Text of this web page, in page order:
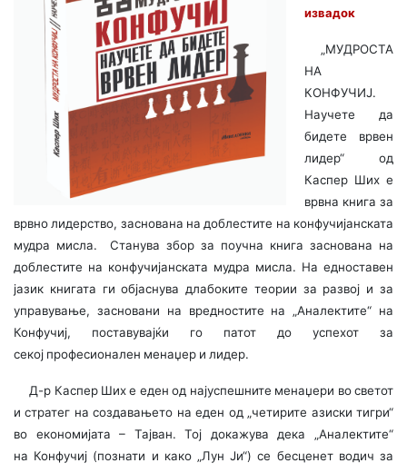
извадок
„МУДРОСТА
НА
КОНФУЧИЈ.
Научете да
бидете врвен
лидер“ од
Каспер Ших е
врвна книга за
врвно лидерство, заснована на доблестите на конфучијанската
мудра мисла. Станува збор за поучна книга заснована на
доблестите на конфучијанската мудра мисла. На едноставен
јазик книгата ги објаснува длабоките теории за развој и за
управување, засновани на вредностите на „Аналектите“ на
Конфучиј, поставувајќи го патот до успехот за
секој професионален менаџер и лидер.
Д-р Каспер Ших е еден од најуспешните менаџери во светот
и стратег на создавањето на еден од „четирите азиски тигри“
во економијата – Тајван. Toj докажува дека „Аналектите“
на Конфучиј (познати и како „Лун Ји“) се бесценет водич за